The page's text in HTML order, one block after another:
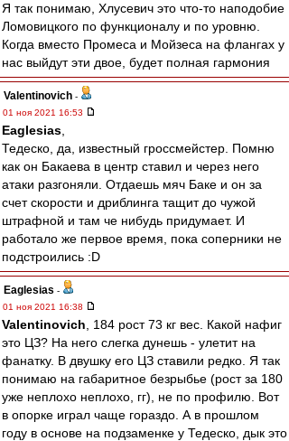
Я так понимаю, Хлусевич это что-то наподобие
Ломовицкого по функционалу и по уровню.
Когда вместо Промеса и Мойзеса на флангах у
нас выйдут эти двое, будет полная гармония
Valentinovich -
01 ноя 2021 16:53
Eaglesias
Тедеско, да, известный гроссмейстер. Помню
как он Бакаева в центр ставил и через него
атаки разгоняли. Отдаешь мяч Баке и он за
счет скорости и дриблинга тащит до чужой
штрафной и там че нибудь придумает. И
работало же первое время, пока соперники не
подстроились :D
Eaglesias -
01 ноя 2021 16:38
Valentinovich , 184 рост 73 кг вес. Какой нафиг
это ЦЗ? На него слегка дунешь - улетит на
фанатку. В двушку его ЦЗ ставили редко. Я так
понимаю на габаритное безрыбье (рост за 180
уже неплохо неплохо, гг), не по профилю. Вот
в опорке играл чаще гораздо. А в прошлом
году в основе на подзаменке у Тедеско, дык это